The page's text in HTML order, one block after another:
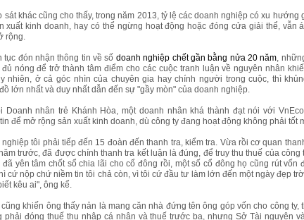
sát khác cũng cho thấy, trong năm 2013, tỷ lệ các doanh nghiệp có xu hướng
xuất kinh doanh, hay có thể ngừng hoạt động hoặc đóng cửa giải thể, vẫn
rộng.
tục đón nhận thông tin về số doanh nghiệp chết gần bằng nửa 20 năm ,
nóng để trở thành tâm điểm cho các cuộc tranh luận về nguyên nhân
nhiên, ở cả góc nhìn của chuyên gia hay chính người trong cuộc, thì
lớn nhất và duy nhất dẫn đến sự "gầy mòn" của doanh nghiệp.
Doanh nhân trẻ Khánh Hòa, một doanh nhân khá thành đạt nói với
để mở rộng sản xuất kinh doanh, dù công ty đang hoạt động không phải tốt
tôi phải tiếp đến 15 đoàn đến thanh tra, kiểm tra. Vừa rồi cơ quan
trước, đã được chính thanh tra kết luận là đúng, để truy thu thuế của công
yên tâm chốt sổ chia lãi cho cổ đông rồi, một số cổ đông họ cũng rút vốn
cứ nộp chứ niềm tin tôi chả còn, vì tôi cứ đầu tư làm lớn đến một ngày đẹp
kêu ai", ông kể.
khiến ông thấy nản là mang căn nhà đứng tên ông góp vốn cho công ty,
phải đóng thuế thu nhập cá nhân và thuế trước bạ, nhưng Sở Tài nguyên